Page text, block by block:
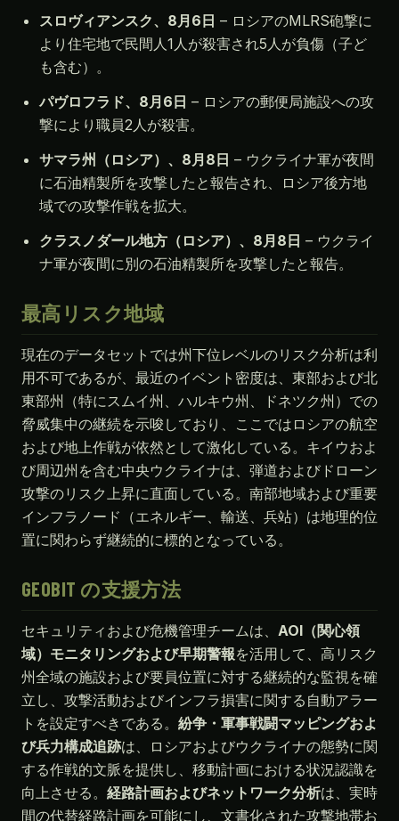
スロヴィアンスク、8月6日 – ロシアのMLRS砲撃に
より住宅地で民間人1人が殺害され5人が負傷（子ど
も含む）。
パヴロフラド、8月6日 – ロシアの郵便局施設への攻
撃により職員2人が殺害。
サマラ州（ロシア）、8月8日 – ウクライナ軍が夜間
に石油精製所を攻撃したと報告され、ロシア後方地
域での攻撃作戦を拡大。
クラスノダール地方（ロシア）、8月8日 – ウクライ
ナ軍が夜間に別の石油精製所を攻撃したと報告。
最高リスク地域
現在のデータセットでは州下位レベルのリスク分析は利
用不可であるが、最近のイベント密度は、東部および北
東部州（特にスムイ州、ハルキウ州、ドネツク州）での
脅威集中の継続を示唆しており、ここではロシアの航空
および地上作戦が依然として激化している。キイウおよ
び周辺州を含む中央ウクライナは、弾道およびドローン
攻撃のリスク上昇に直面している。南部地域および重要
インフラノード（エネルギー、輸送、兵站）は地理的位
置に関わらず継続的に標的となっている。
GEOBIT の支援方法
セキュリティおよび危機管理チームは、 AOI（関心領
域）モニタリングおよび早期警報を活用して、高リスク
州全域の施設および要員位置に対する継続的な監視を確
立し、攻撃活動およびインフラ損害に関する自動アラー
トを設定すべきである。 紛争・軍事戦闘マッピングおよ
び兵力構成追跡は、ロシアおよびウクライナの態勢に関
する作戦的文脈を提供し、移動計画における状況認識を
向上させる。 経路計画およびネットワーク分析は、実時
間の代替経路計画を可能にし、文書化された攻撃地帯お